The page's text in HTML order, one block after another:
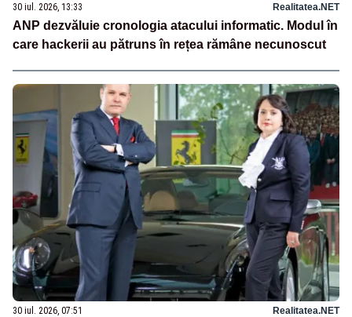
30 iul. 2026, 13:33 Realitatea.NET
ANP dezvăluie cronologia atacului informatic. Modul în
care hackerii au pătruns în rețea rămâne necunoscut
30 iul. 2026, 07:51 Realitatea.NET